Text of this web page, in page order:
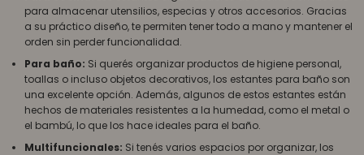
para almacenar utensilios, especias y otros accesorios. Gracias
a su práctico diseño, te permiten tener todo a mano y mantener el
orden sin perder funcionalidad.
Para baño: Si querés organizar productos de higiene personal,
toallas o incluso objetos decorativos, los estantes para baño son
una excelente opción. Además, algunos de estos estantes están
hechos de materiales resistentes a la humedad, como el metal o
el bambú, lo que los hace ideales para el baño.
Multifuncionales: Si tenés varios espacios por organizar, los